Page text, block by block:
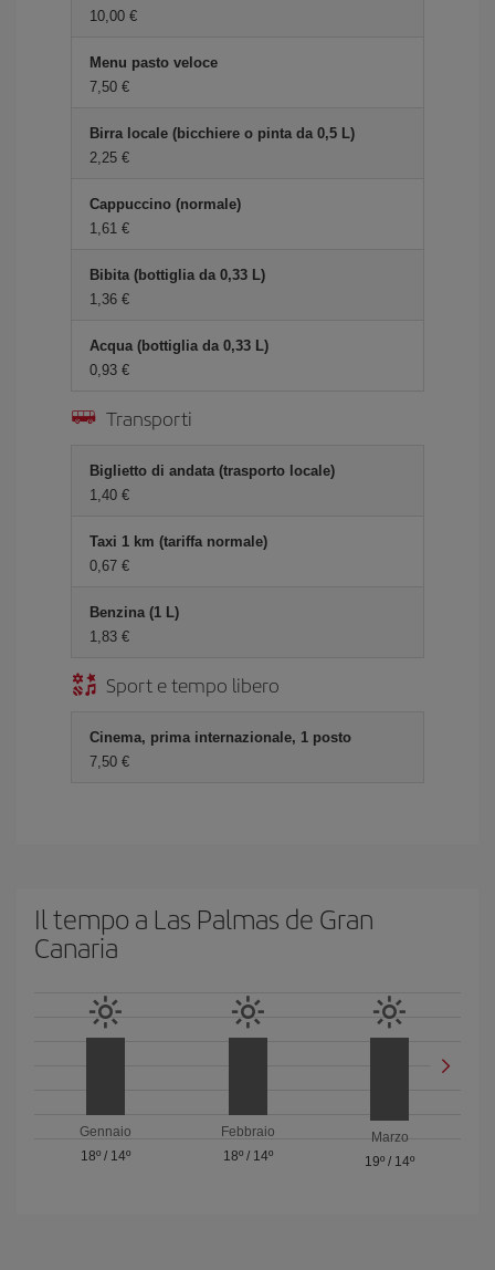
10,00 €
Menu pasto veloce
7,50 €
Birra locale (bicchiere o pinta da 0,5 L)
2,25 €
Cappuccino (normale)
1,61 €
Bibita (bottiglia da 0,33 L)
1,36 €
Acqua (bottiglia da 0,33 L)
0,93 €
Transporti
Biglietto di andata (trasporto locale)
1,40 €
Taxi 1 km (tariffa normale)
0,67 €
Benzina (1 L)
1,83 €
Sport e tempo libero
Cinema, prima internazionale, 1 posto
7,50 €
Il tempo a Las Palmas de Gran
Canaria
Gennaio
18º/ 14º
Febbraio
18º/ 14º
Marzo
19º / 14º